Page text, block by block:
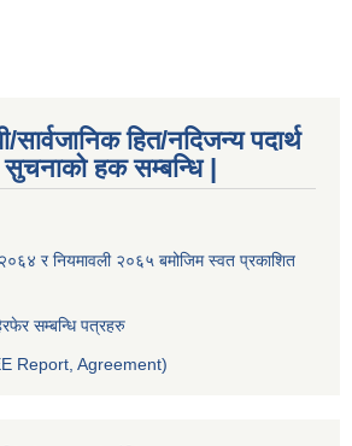
सार्वजानिक हित/नदिजन्य पदार्थ
हक सम्बन्धि |
र नियमावली २०६५ बमोजिम स्वत प्रकाशित
सम्बन्धि पत्रहरु
Report, Agreement)​